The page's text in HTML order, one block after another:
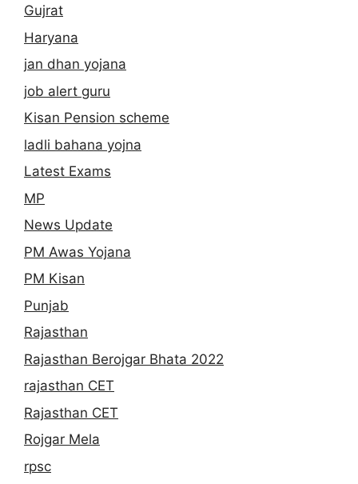
Gujrat
Haryana
jan dhan yojana
job alert guru
Kisan Pension scheme
ladli bahana yojna
Latest Exams
MP
News Update
PM Awas Yojana
PM Kisan
Punjab
Rajasthan
Rajasthan Berojgar Bhata 2022
rajasthan CET
Rajasthan CET
Rojgar Mela
rpsc